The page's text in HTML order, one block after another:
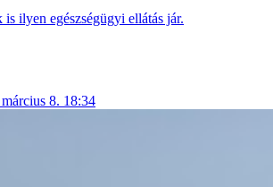
ilyen egészségügyi ellátás jár.
8. 18:34